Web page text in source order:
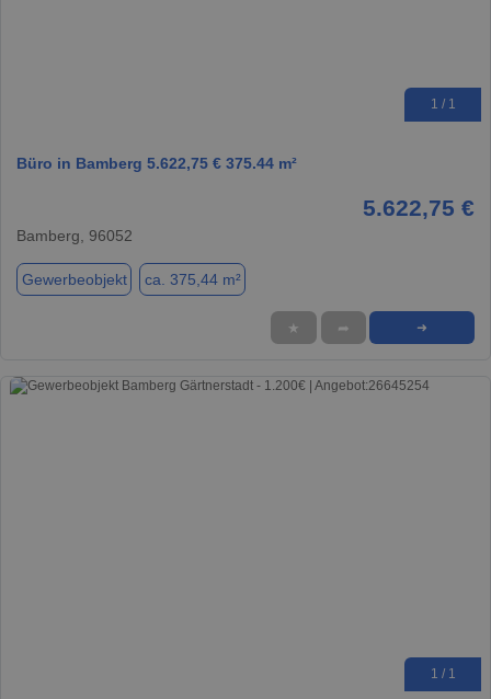
1 / 1
Büro in Bamberg 5.622,75 € 375.44 m²
5.622,75 €
Bamberg, 96052
Gewerbeobjekt ca. 375,44 m²
★ ➦ ➜
1 / 1